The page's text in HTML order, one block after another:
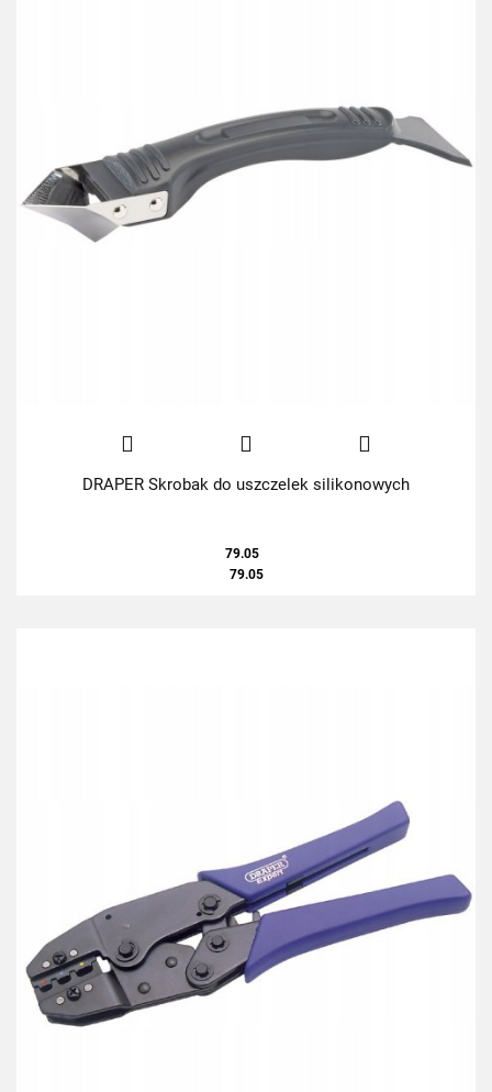
DRAPER Skrobak do uszczelek silikonowych
79.05
79.05